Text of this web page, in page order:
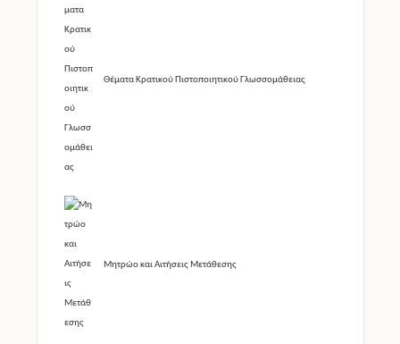
Θέματα Κρατικού Πιστοποιητικού Γλωσσομάθειας
Μητρώο και Αιτήσεις Μετάθεσης